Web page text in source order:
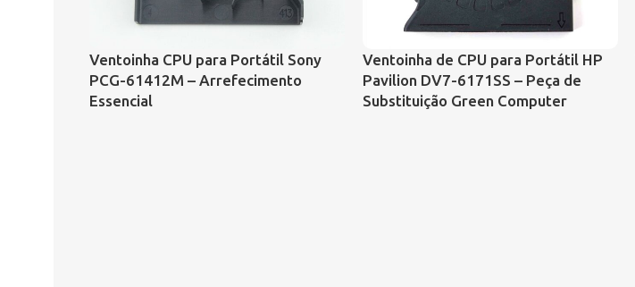
Ventoinha CPU para Portátil Sony
PCG-61412M – Arrefecimento
Essencial
Ventoinha de CPU para Portátil HP
Pavilion DV7-6171SS – Peça de
Substituição Green Computer